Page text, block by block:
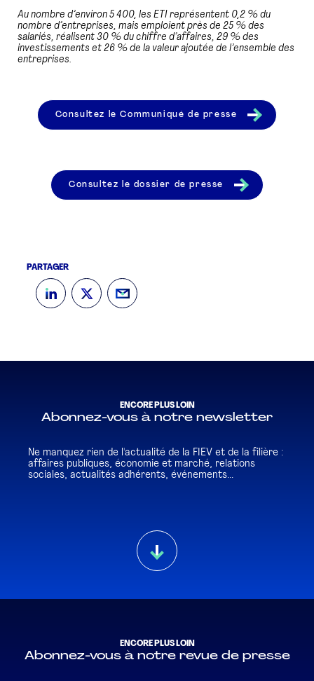
Au nombre d’environ 5 400, les ETI représentent 0,2 % du
nombre d’entreprises, mais emploient près de 25 % des
salariés, réalisent 30 % du chiffre d’affaires, 29 % des
investissements et 26 % de la valeur ajoutée de l’ensemble des
entreprises.
Consultez le Communiqué de presse
Consultez le dossier de presse
PARTAGER
ENCORE PLUS LOIN
Abonnez-vous à notre newsletter
Ne manquez rien de l'actualité de la FIEV et de la filière :
affaires publiques, économie et marché, relations
sociales, actualités adhérents, événements...
ENCORE PLUS LOIN
Abonnez-vous à notre revue de presse